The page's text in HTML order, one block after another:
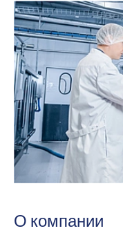
О компании